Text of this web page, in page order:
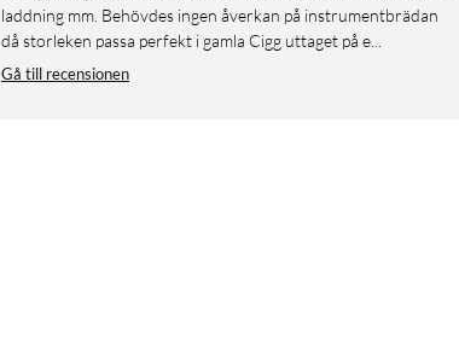
laddning mm. Behövdes ingen åverkan på instrumentbrädan
då storleken passa perfekt i gamla Cigg uttaget på e...
Gå till recensionen